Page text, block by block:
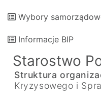
Wybory
Informacje BIP
Starostwo
Struktura
Kryzysowego i